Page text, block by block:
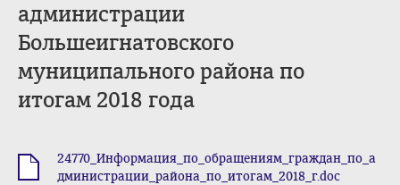
администрации
Большеигнатовского
муниципального района по
итогам 2018 года
24770_Информация_по_обращениям_граждан_по_а
дминистрации_района_по_итогам_2018_г.doc